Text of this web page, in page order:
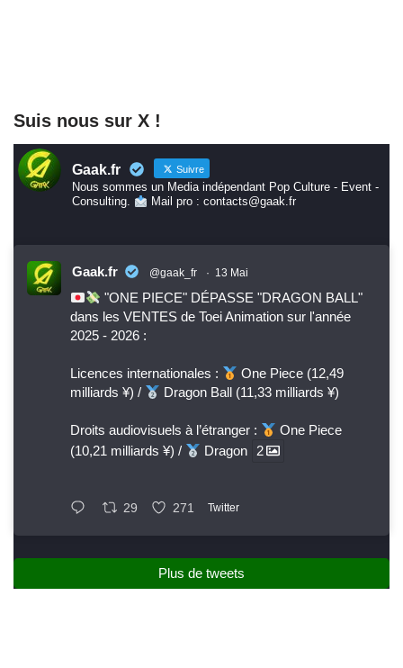
Suis nous sur X !
Gaak.fr Suivre
Nous sommes un Media indépendant Pop Culture - Event -
Consulting.
Mail pro : contacts@gaak.fr
Gaak.fr @gaak_fr · 13 Mai
"ONE PIECE" DÉPASSE "DRAGON BALL"
dans les VENTES de Toei Animation sur l'année
2025 - 2026 :
Licences internationales :
One Piece (12,49
milliards ¥) /
Dragon Ball (11,33 milliards ¥)
Droits audiovisuels à l’étranger :
One Piece
(10,21 milliards ¥) /
Dragon 2
29 271 Twitter
Plus de tweets